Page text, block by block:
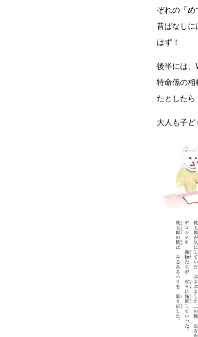
ぞれの「
昔ばなし
はず！
後半には
特命係の
たとした
大人も子